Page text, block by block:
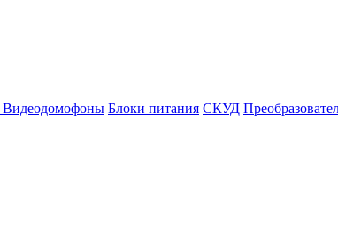
Видеодомофоны Блоки питания СКУД